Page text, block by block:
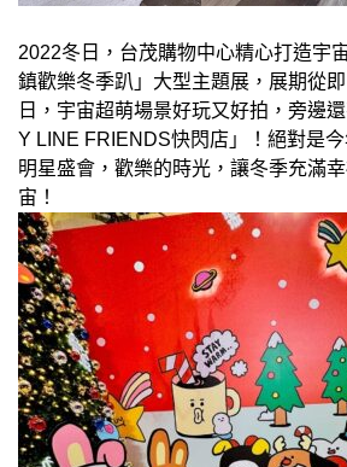
2022冬日，台茂購物中心精心打造宇
鎮歡樂冬季趴」大型主題展，展期從
日，宇宙超萌場景好玩又好拍，旁邊
Y LINE FRIENDS快閃店」！絕對是
明星盛會，歡樂的時光，讓冬季充滿
宙！